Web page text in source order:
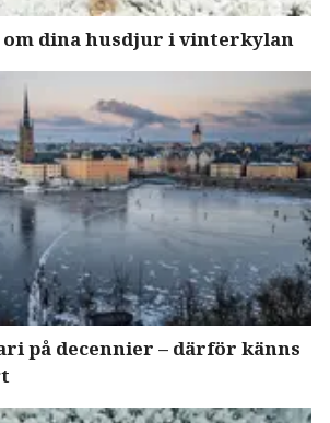
om dina husdjur i vinterkylan
på decennier – därför känns